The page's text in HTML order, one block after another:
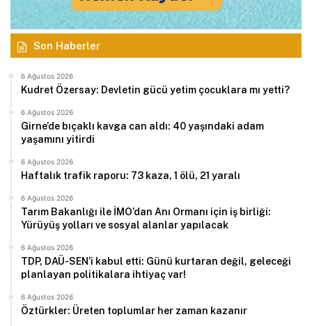
Son Haberler
6 Ağustos 2026
Kudret Özersay: Devletin gücü yetim çocuklara mı yetti?
6 Ağustos 2026
Girne’de bıçaklı kavga can aldı: 40 yaşındaki adam
yaşamını yitirdi
6 Ağustos 2026
Haftalık trafik raporu: 73 kaza, 1 ölü, 21 yaralı
6 Ağustos 2026
Tarım Bakanlığı ile İMO’dan Anı Ormanı için iş birliği:
Yürüyüş yolları ve sosyal alanlar yapılacak
6 Ağustos 2026
TDP, DAÜ-SEN’i kabul etti: Günü kurtaran değil, geleceği
planlayan politikalara ihtiyaç var!
6 Ağustos 2026
Öztürkler: Üreten toplumlar her zaman kazanır